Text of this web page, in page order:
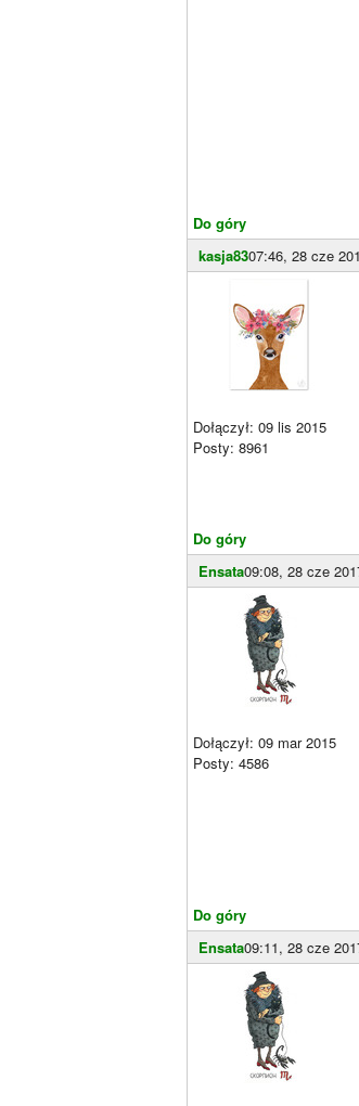
Do góry
kasja8307:46, 28 cze
Dołączył: 09 lis 2015
Posty: 8961
Do góry
Ensata09:08, 28 cze
Dołączył: 09 mar 2015
Posty: 4586
Do góry
Ensata09:11, 28 cze